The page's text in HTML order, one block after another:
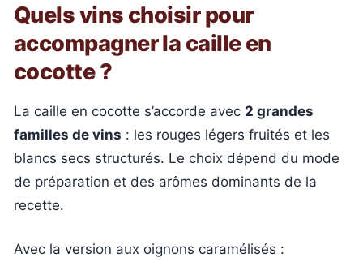
Quels vins choisir pour
accompagner la caille en
cocotte ?
La caille en cocotte s’accorde avec 2 grandes
familles de vins : les rouges légers fruités et les
blancs secs structurés. Le choix dépend du mode
de préparation et des arômes dominants de la
recette.
Avec la version aux oignons caramélisés :